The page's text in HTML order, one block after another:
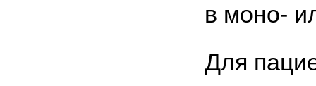
в моно-
Для